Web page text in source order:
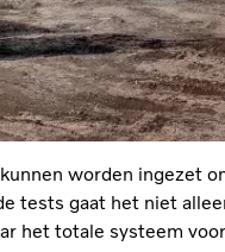
kunnen worden ingezet
tests gaat het niet
het totale systeem